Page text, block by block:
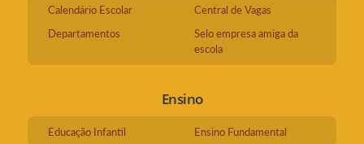
Calendário Escolar
Central de Vagas
Departamentos
Selo empresa amiga da
escola
Ensino
Educação Infantil Ensino Fundamental